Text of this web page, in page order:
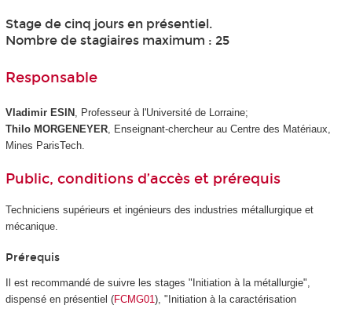
Stage de cinq jours en présentiel.
Nombre de stagiaires maximum : 25
Responsable
Vladimir ESIN , Professeur à l'Université de Lorraine;
Thilo MORGENEYER, Enseignant-chercheur au Centre des Matériaux,
Mines ParisTech.
Public, conditions d’accès et prérequis
Techniciens supérieurs et ingénieurs des industries métallurgique et
mécanique.
Prérequis
Il est recommandé de suivre les stages "Initiation à la métallurgie",
dispensé en présentiel (FCMG01), "Initiation à la caractérisation